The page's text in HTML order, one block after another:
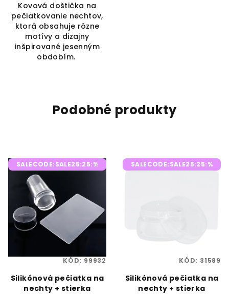
Kovová doštička na
pečiatkovanie nechtov,
ktorá obsahuje rôzne
motívy a dizajny
inšpirované jesenným
obdobím.
Podobné produkty
SALECODE:SALE25:25:%
Silikónová pečiatka na
nechty + stierka
KÓD: 99932
SALECODE:SALE25:25:%
Silikónová pečiatka na
nechty + stierka
KÓD: 31589